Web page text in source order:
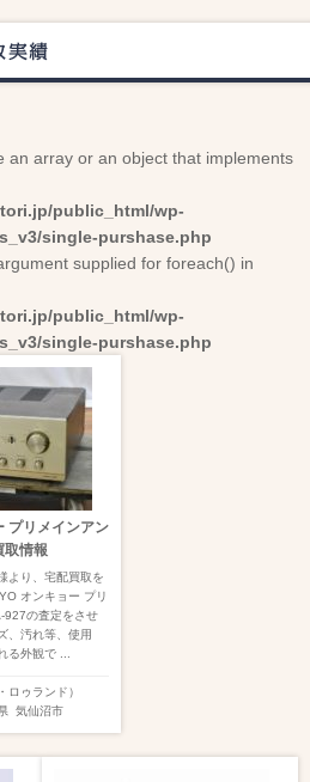
an array or an object that implements
public_html/wp-
single-purshase.php
supplied for foreach() in
public_html/wp-
single-purshase.php
プリメインアン
情報
より、宅配買取を
オンキョー プリ
927の査定をさせ
、汚れ等、使用
る外観で ...
ロゥランド）
気仙沼市